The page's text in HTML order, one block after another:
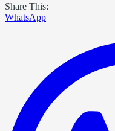
Share This:
WhatsApp